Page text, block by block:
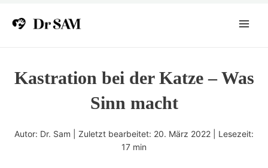
Inhalt
springen
Kastration bei der Katze – Was
Sinn macht
Autor: Dr. Sam | Zuletzt bearbeitet: 20. März 2022 | Lesezeit:
17 min